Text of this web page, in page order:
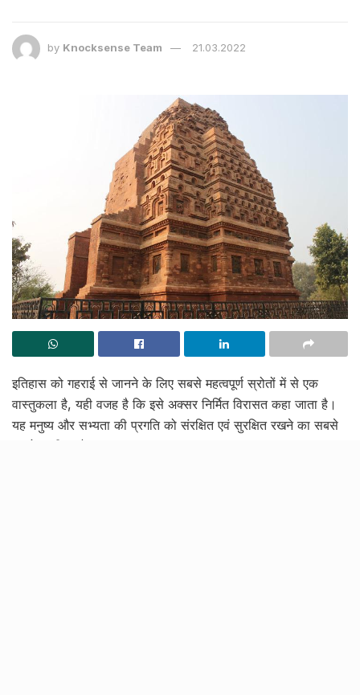
by Knocksense Team 21.03.2022
इतिहास को गहराई से जानने के लिए सबसे महत्वपूर्ण स्रोतों में से एक
वास्तुकला है, यही वजह है कि इसे अक्सर निर्मित विरासत कहा जाता है।
यह मनुष्य और सभ्यता की प्रगति को संरक्षित एवं सुरक्षित रखने का सबसे
पुरज़ोर तरीका है।